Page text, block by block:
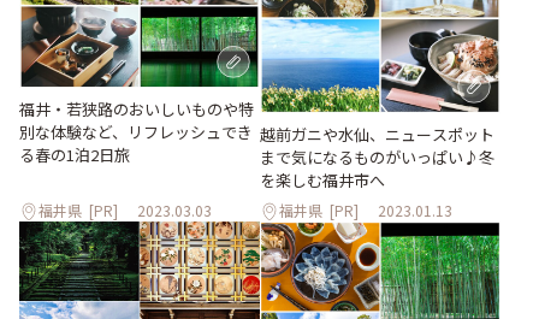
福井・若狭路のおいしいものや特
別な体験など、リフレッシュでき
る春の1泊2日旅
福井県 [PR] 2023.03.03
越前ガニや水仙、ニュースポット
まで気になるものがいっぱい♪冬
を楽しむ福井市へ
福井県 [PR] 2023.01.13